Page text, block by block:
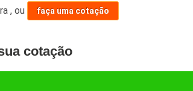
,ou faça uma cotação
cotação